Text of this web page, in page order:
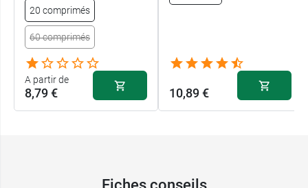
Conditionnement :
Fabricant
Juva santé
20 comprimés
60 comprimés
A partir de
8,79 € 10,89 €